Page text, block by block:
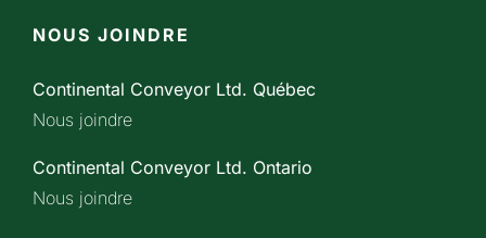
NOUS JOINDRE
Continental Conveyor Ltd. Québec
Nous joindre
Continental Conveyor Ltd. Ontario
Nous joindre